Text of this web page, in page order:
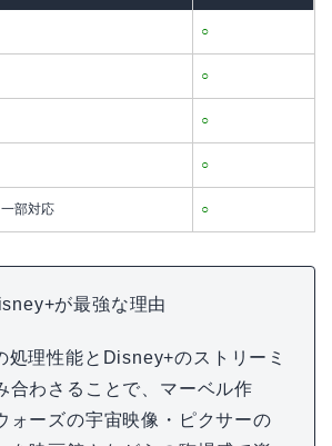
○
○
○
○
部対応 ○
が最強な理由
理性能とDisney+のストリーミ
合わさることで、マーベル作
ォーズの宇宙映像・ピクサーの